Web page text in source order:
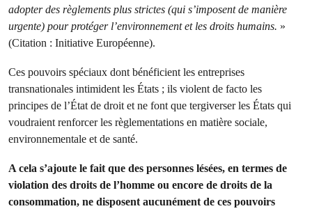
adopter des règlements plus strictes (qui s’imposent de manière
urgente) pour protéger l’environnement et les droits humains. »
(Citation : Initiative Européenne).
Ces pouvoirs spéciaux dont bénéficient les entreprises
transnationales intimident les États ; ils violent de facto les
principes de l’État de droit et ne font que tergiverser les États qui
voudraient renforcer les règlementations en matière sociale,
environnementale et de santé.
A cela s’ajoute le fait que des personnes lésées, en termes de
violation des droits de l’homme ou encore de droits de la
consommation, ne disposent aucunément de ces pouvoirs